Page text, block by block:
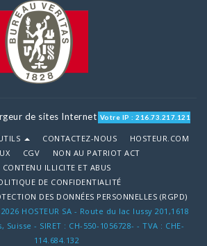
de sites Internet Votre IP : 216.73.217.121
CONTACTEZ-NOUS
HOSTEUR.COM
CGV
NON AU PATRIOT ACT
CONTENU ILLICITE ET ABUS
DE CONFIDENTIALITÉ
DES DONNÉES PERSONNELLES (RGPD)
HOSTEUR SA - Route du lac lussy 201,1618
- SIRET : CH-550-1056728- - TVA : CHE-
114.684.132